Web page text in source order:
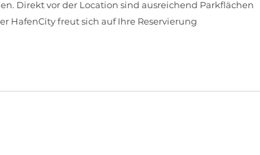
Direkt vor der Location sind ausreichend Parkflächen
HafenCity freut sich auf Ihre Reservierung